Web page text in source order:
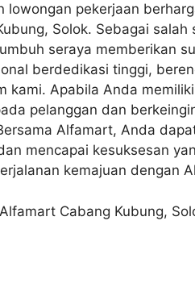
lowongan pekerjaan
Solok. Sebagai
seraya memberikan
berdedikasi tinggi,
kami. Apabila Anda
pelanggan dan
Alfamart, Anda
mencapai kesuksesan
kemajuan dengan
Cabang Kubung,